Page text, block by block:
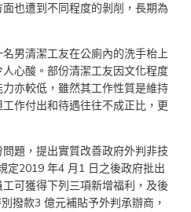
也遭到不同程度的剝削，長期為
男清潔工友在公廁內的洗手枱上
心酸。部份清潔工友因文化程度
亦較低，雖然其工作性質是維持
作付出和待遇往往不成正比，更
題，提出實質改善政府外判非技
定2019 年4 月1 日之後政府批出
可獲得下列三項新增福利，及後
撥款3 億元補貼予外判承辦商，